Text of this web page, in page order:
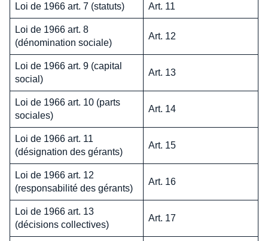
Loi de 1966 art. 7 (statuts) Art. 11
Loi de 1966 art. 8
(dénomination sociale)
Art. 12
Loi de 1966 art. 9 (capital
social)
Art. 13
Loi de 1966 art. 10 (parts
sociales)
Art. 14
Loi de 1966 art. 11
(désignation des gérants)
Art. 15
Loi de 1966 art. 12
(responsabilité des gérants)
Art. 16
Loi de 1966 art. 13
(décisions collectives)
Art. 17